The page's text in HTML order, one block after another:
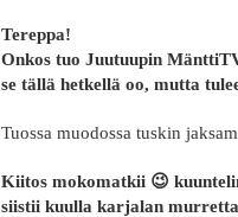
Tereppa!
Onkos tuo Juutuupin
se tällä hetkellä oo, mutta
Tuossa muodossa tuskin
Kiitos mokomatkii 😉
siistii kuulla karjalan